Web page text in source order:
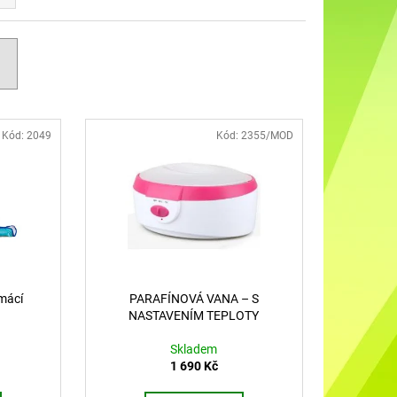
Kód: 2049
PARAFÍNOVÁ VANA – S
NASTAVENÍM TEPLOTY
Skladem
1 690 Kč
Kód: 2355/MOD
UŠÍ NABÍJECÍ K88